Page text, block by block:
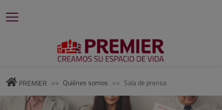
PREMIER Quiénes somos Sala de prensa